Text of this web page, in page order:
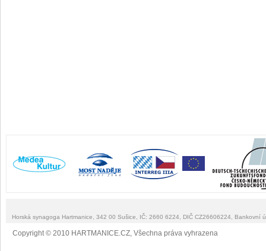
Horská synagoga Hartmanice, 342 00 Sušice, IČ: 2660 6224, DIČ CZ26606224, Bankovní
Copyright © 2010 HARTMANICE.CZ, Všechna práva vyhrazena